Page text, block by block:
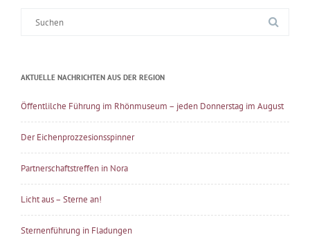
AKTUELLE NACHRICHTEN AUS DER REGION
Öffentlilche Führung im Rhönmuseum – jeden Donnerstag im August
Der Eichenprozzesionsspinner
Partnerschaftstreffen in Nora
Licht aus – Sterne an!
Sternenführung in Fladungen